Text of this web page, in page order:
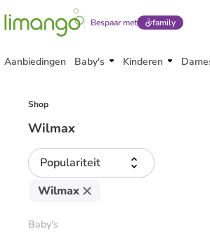
Bespaar met family
Aanbiedingen Baby's Kinderen
Shop
Wilmax
Populariteit
Wilmax
Baby's